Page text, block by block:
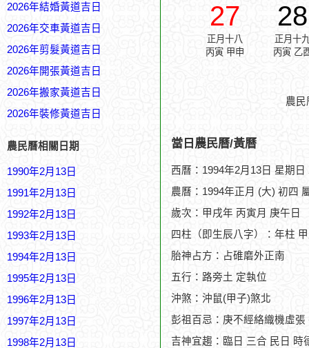
2026年結婚黃道吉日
2026年交車黃道吉日
2026年剪髮黃道吉日
2026年開張黃道吉日
2026年搬家黃道吉日
2026年裝修黃道吉日
農民曆相關日期
1990年2月13日
1991年2月13日
1992年2月13日
1993年2月13日
1994年2月13日
1995年2月13日
1996年2月13日
1997年2月13日
1998年2月13日
27
正月十八
丙寅 甲申
28
正月十
丙寅 乙
農
當日農民曆/黃曆
西曆：1994年2月13日 星期日
農曆：1994年正月 (大) 初四
歲次：甲戌年 丙寅月 庚午日
四柱（即生辰八字）：年柱
胎神占方：占碓磨外正南
五行：路旁土 定執位
沖煞：沖鼠(甲子)煞北
彭祖百忌：庚不經絡織機虛
吉神宜趨：臨日 三合 民日 時